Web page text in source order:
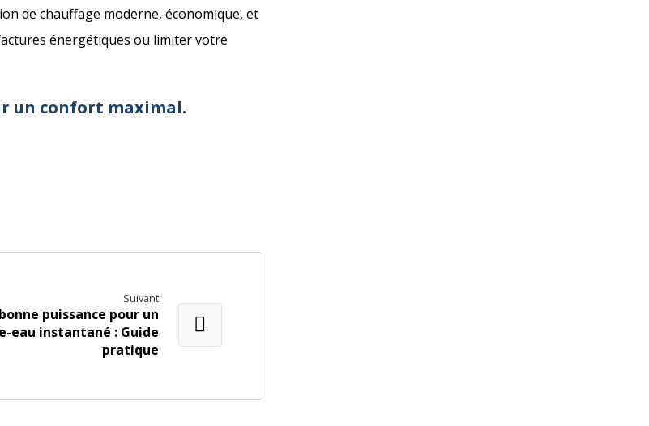
de chauffage moderne, économique, et
énergétiques ou limiter votre
un confort maximal.
Suivant
puissance pour un
eau instantané : Guide
pratique